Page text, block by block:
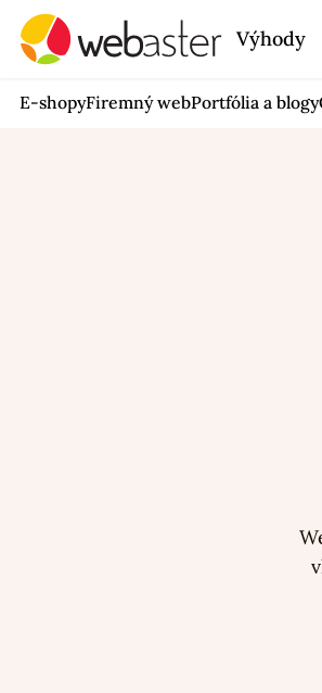
Výhody
E-shopyFiremný webPortfólia a blogy